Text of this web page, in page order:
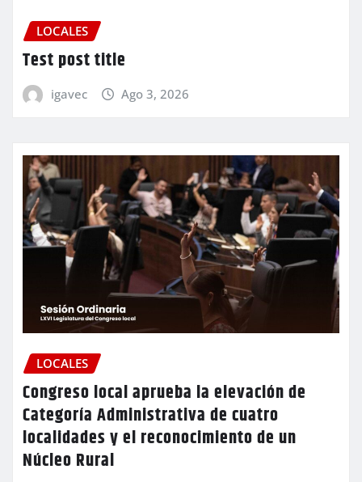
LOCALES
Test post title
igavec Ago 3, 2026
LOCALES
Congreso local aprueba la elevación de
Categoría Administrativa de cuatro
localidades y el reconocimiento de un
Núcleo Rural